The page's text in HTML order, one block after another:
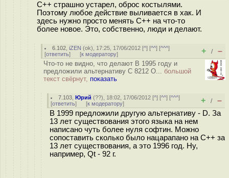
С++ страшно устарел, оброс костылями.
Поэтому любое действие выливается в хак. И
здесь нужно просто менять С++ на что-то
более новое. Это, собственно, люди и делают.
6.102 ,iZEN (ok), 17:25, 17/06/2012 [^] [^^] [^^^]
[ответить] [к модератору] + / –
Что-то не видно, что делают В 1995 году и
предложили альтернативу C 8212 О... большой
текст свёрнут, показать
7.103 ,Юрий (??), 18:02, 17/06/2012 [^] [^^] [^^^]
[ответить] [к модератору] + / –
В 1999 предложили другую альтернативу - D. За
13 лет существования этого языка на нем
написано чуть более нуля софтин. Можно
сопоставить сколько было нацарапано на C++ за
13 лет существования, а это 1996 год. Ну,
например, Qt - 92 г.